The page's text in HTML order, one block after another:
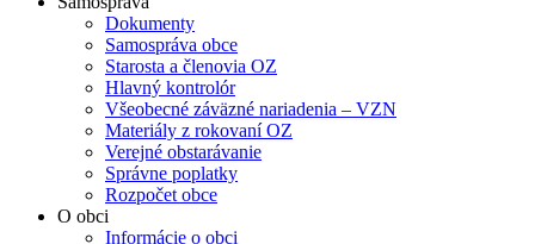
Dokumenty
Samospráva obce
Starosta a členovia OZ
Hlavný kontrolór
Všeobecné záväzné nariadenia – VZN
Materiály z rokovaní OZ
Verejné obstarávanie
Správne poplatky
Rozpočet obce
O obci
Informácie o obci